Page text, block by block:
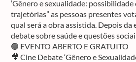
‘Gênero e sexualidade: possibilidade
trajetórias” as pessoas presentes
qual será a obra assistida. Depois da
debate sobre saúde e questões
🟢 EVENTO ABERTO E GRATUITO
🎥 Cine Debate ‘Gênero e